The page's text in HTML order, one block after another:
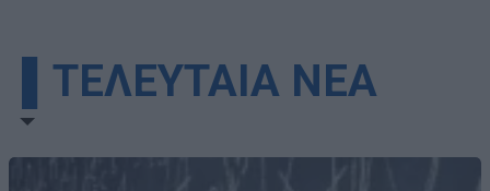
▌ΤΕΛΕΥΤΑΙΑ ΝΕΑ